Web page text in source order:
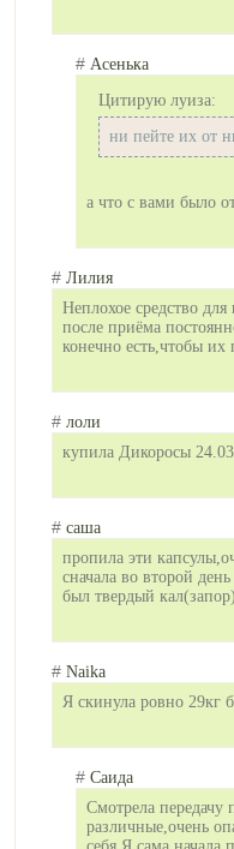
# Асенька
Цитирую луиза:
ни пейте их от
а что с вами было
# Лилия
Неплохое средство для
после приёма
конечно есть,чтобы
# лоли
купила Дикоросы
# саша
пропила эти
сначала во второй
был твердый
# Naika
Я скинула ровно 29кг
# Саида
Смотрела передачу
различные,очень